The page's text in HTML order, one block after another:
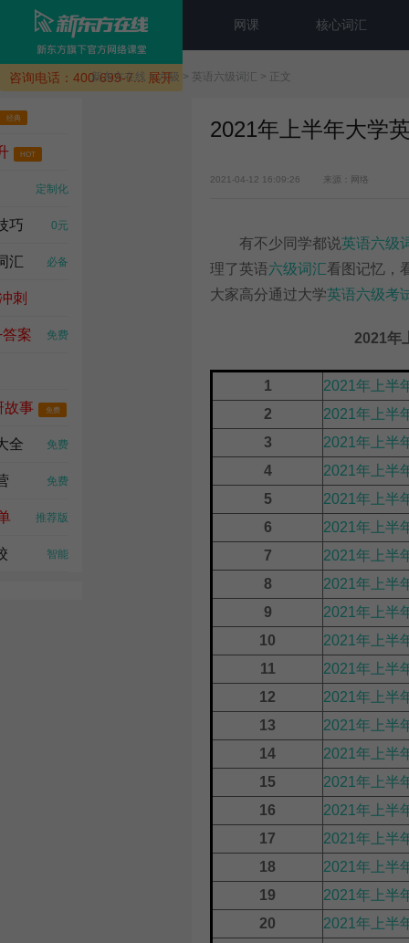
咨询电话：400-699-7... 展开
网课 核心词汇
新东方在线 >六级 > 英语六级词汇 > 正文
经典
HOT
去试听
定制化
巧 0元
汇 必备
刺
案 免费
原声
热门
故事 免费
全 免费
免费
推荐版
智能
2021年上半年大学
2021-04-12 16:09:26 来源：网络
有不少同学都说英语六级
理了英语六级词汇看图记忆，
大家高分通过大学英语六级考
2021年
1
2021年上半
2
2021年上半
3
2021年上半
4
2021年上半
5
2021年上半
6
2021年上半
7
2021年上半
8
2021年上半
9
2021年上半
10
2021年上半
11
2021年上半
12
2021年上半
13
2021年上半
14
2021年上半
15
2021年上半
16
2021年上半
17
2021年上半
18
2021年上半
19
2021年上半
20
2021年上半